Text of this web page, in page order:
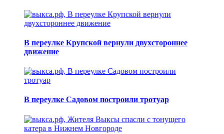
В переулке Крупской вернули двухстороннее
движение
В переулке Садовом построили тротуар